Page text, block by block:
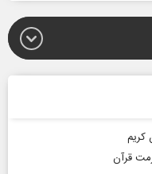
قرآن